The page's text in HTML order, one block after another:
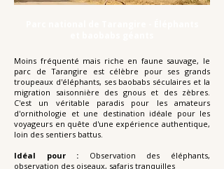
Moins fréquenté mais riche en faune sauvage, le
parc de Tarangire est célèbre pour ses grands
troupeaux d'éléphants, ses baobabs séculaires et la
migration saisonnière des gnous et des zèbres.
C'est un véritable paradis pour les amateurs
d'ornithologie et une destination idéale pour les
voyageurs en quête d'une expérience authentique,
loin des sentiers battus.
Idéal pour : Observation des éléphants,
observation des oiseaux, safaris tranquilles